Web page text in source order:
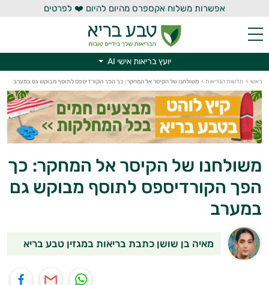
אפשרות משלוח אקספרס מהיום להיום ❤️ לפרטים
יועץ בריאות אישי AI
ראשי > חדשות הבריאות > משולחנו של הקיסר אל המחקר: כך הפך הקורדיספס לתוסף מבוקש גם במערב
משולחנו של הקיסר אל המחקר: כך
הפך הקורדיספס לתוסף מבוקש גם
במערב
מאיה בן שושן כתבת בריאות במגזין טבע בריא
יועץ בריאות אישי AI